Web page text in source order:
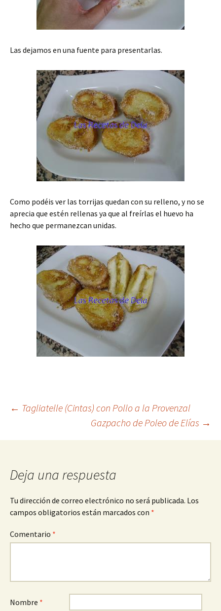
Las dejamos en una fuente para presentarlas.
Como podéis ver las torrijas quedan con su relleno, y no se
aprecia que estén rellenas ya que al freírlas el huevo ha
hecho que permanezcan unidas.
Navegación
de
entradas
← Tagliatelle (Cintas) con Pollo a la Provenzal
Gazpacho de Poleo de Elías →
Deja una respuesta
Tu dirección de correo electrónico no será publicada. Los
campos obligatorios están marcados con *
Comentario *
Nombre *